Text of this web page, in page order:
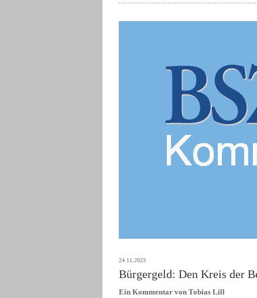
24.11.2023
Bürgergeld: Den Kreis der
Ein Kommentar von Tobias Lill